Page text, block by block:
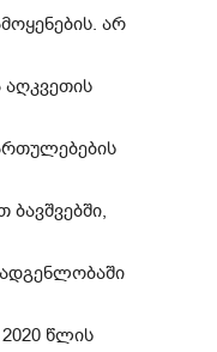
არ
წლის